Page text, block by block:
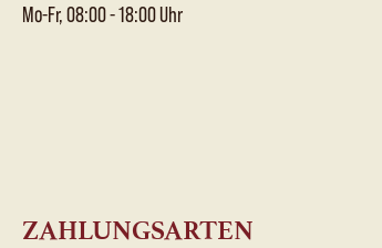
Mo-Fr, 08:00 - 18:00 Uhr
ZAHLUNGSARTEN